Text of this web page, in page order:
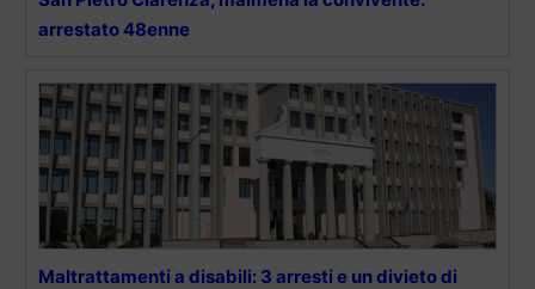
arrestato 48enne
Maltrattamenti a disabili: 3 arresti e un divieto di